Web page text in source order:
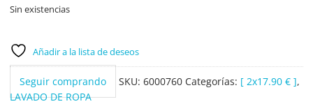
Sin existencias
Añadir a la lista de deseos
Seguir comprando SKU: 6000760 Categorías: [ 2x17.90 € ],
LAVADO DE ROPA